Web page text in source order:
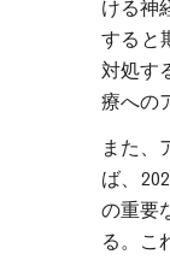
ける神
すると
対処す
療への
また、
ば、
の重要
る。こ